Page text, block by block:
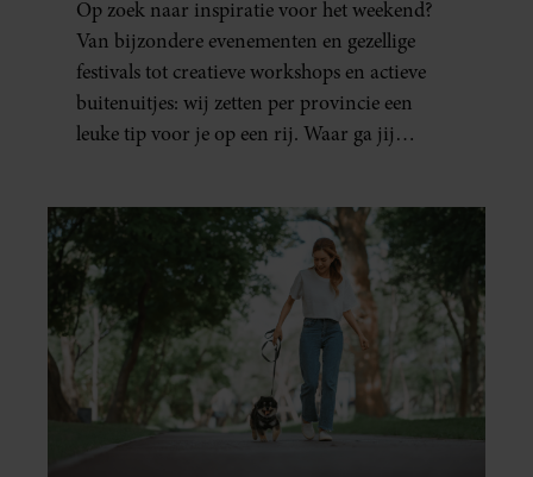
Op zoek naar inspiratie voor het weekend?
Van bijzondere evenementen en gezellige
festivals tot creatieve workshops en actieve
buitenuitjes: wij zetten per provincie een
leuke tip voor je op een rij. Waar ga jij